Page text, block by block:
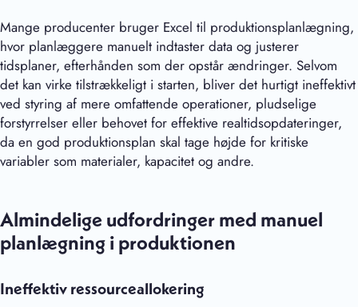
Mange producenter bruger Excel til produktionsplanlægning,
hvor planlæggere manuelt indtaster data og justerer
tidsplaner, efterhånden som der opstår ændringer. Selvom
det kan virke tilstrækkeligt i starten, bliver det hurtigt ineffektivt
ved styring af mere omfattende operationer, pludselige
forstyrrelser eller behovet for effektive realtidsopdateringer,
da en god produktionsplan skal tage højde for kritiske
variabler som materialer, kapacitet og andre.
Almindelige udfordringer med manuel
planlægning i produktionen
Ineffektiv ressourceallokering